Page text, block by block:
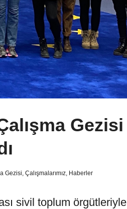
Gezisi
Gezisi, Çalışmalarımız, Haberler
sivil toplum örgütleriyle